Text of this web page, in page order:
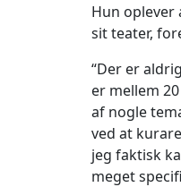
Hun
sit teater,
“Der er
er mellem
af nogle
ved at
jeg faktisk
meget